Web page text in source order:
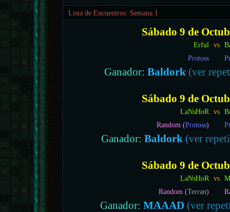
Lista de Encuentros: Semana 1
Sábado 9 de
Erful vs
Protoss
Ganador: Baldork (ver
Sábado 9 de
LaNsHoR vs
Random (Protoss)
Ganador: Baldork (ver
Sábado 9 de
LaNsHoR vs
Random (Terran)
Ganador: MAAAD(ver